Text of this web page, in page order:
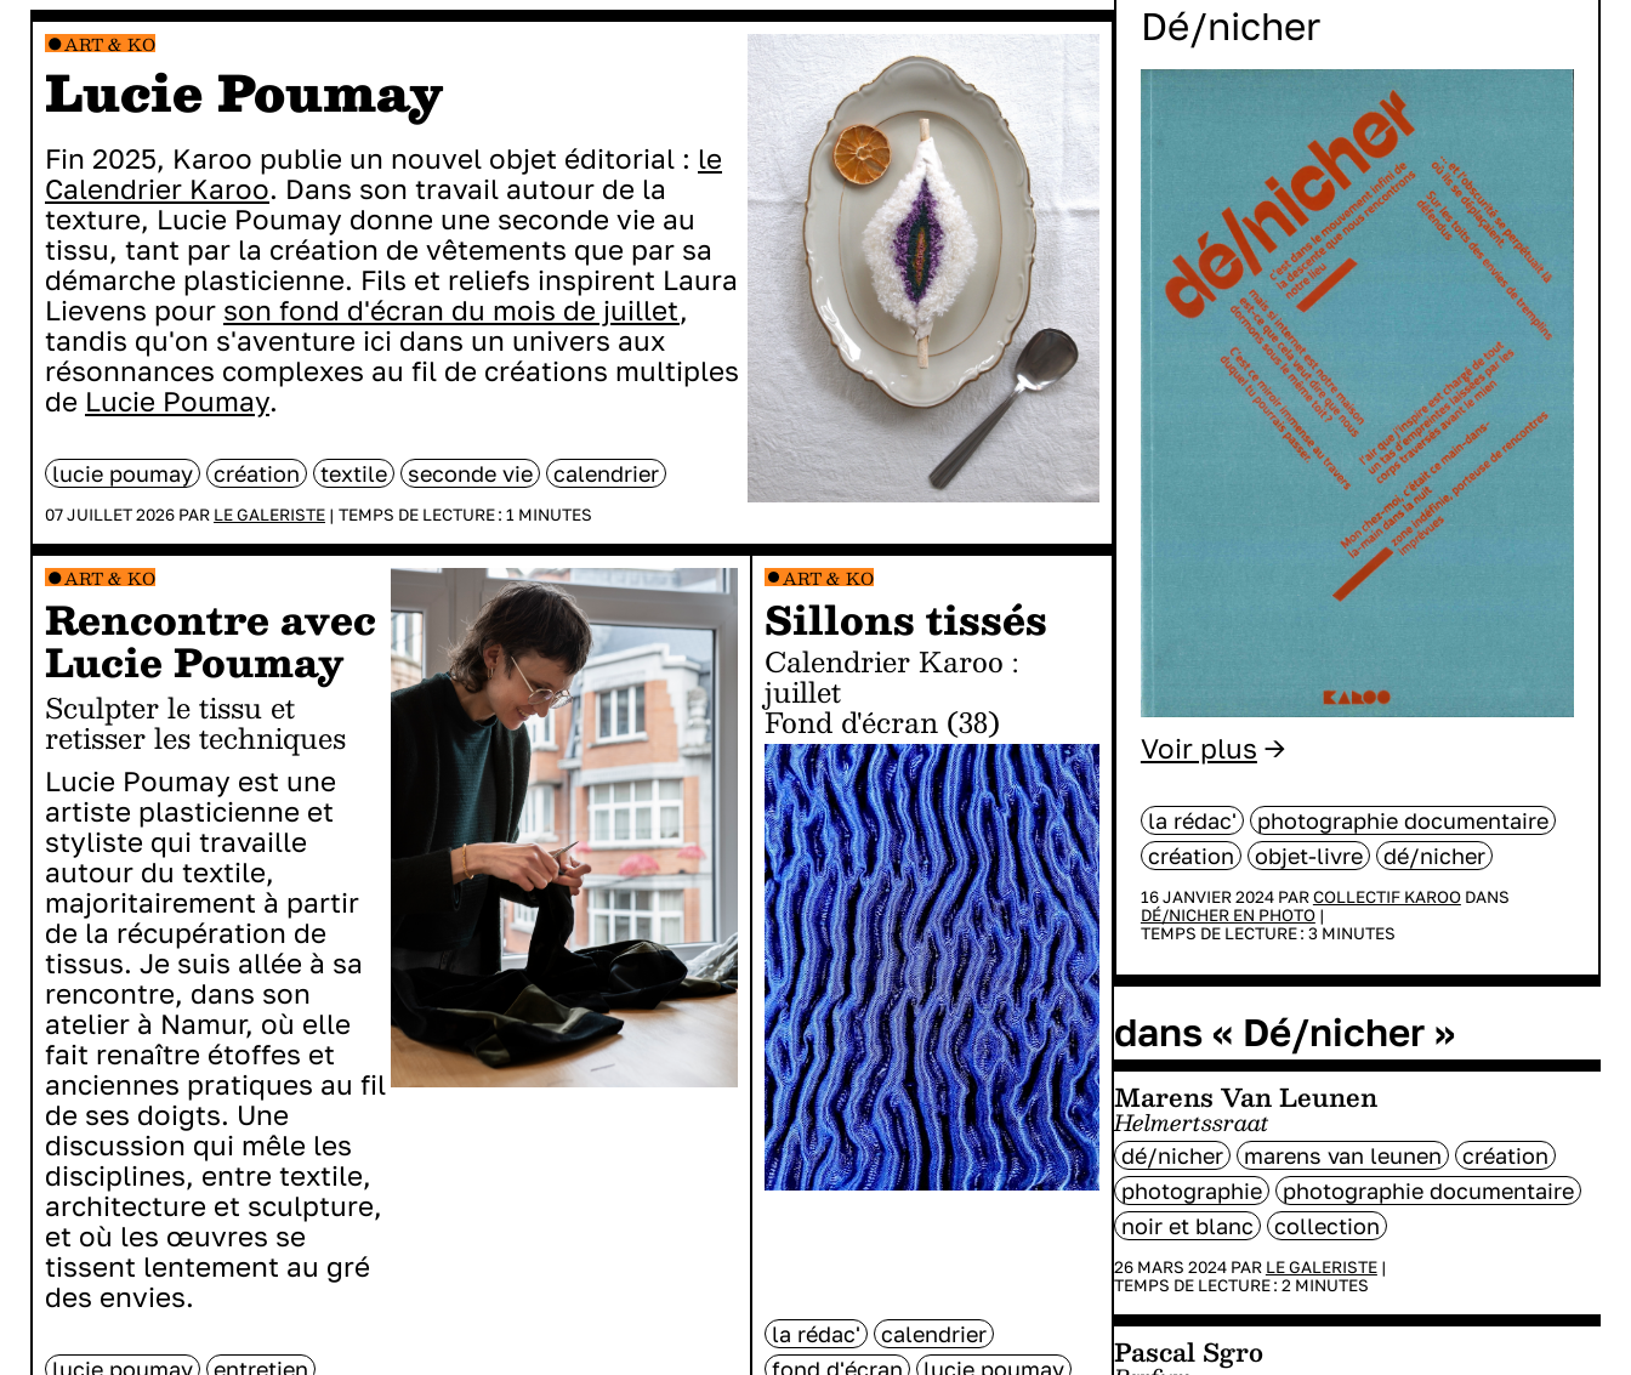
ART & KO
Lucie Poumay
Fin 2025, Karoo publie un nouvel objet éditorial : le
Calendrier Karoo. Dans son travail autour de la
texture, Lucie Poumay donne une seconde vie au
tissu, tant par la création de vêtements que par sa
démarche plasticienne. Fils et reliefs inspirent Laura
Lievens pour son fond d'écran du mois de juillet,
tandis qu'on s'aventure ici dans un univers aux
résonnances complexes au fil de créations multiples
de Lucie Poumay.
lucie poumay création textile seconde vie calendrier
07 JUILLET 2026 PAR LE GALERISTE | TEMPS DE LECTURE : 1 MINUTES
ART & KO
Rencontre avec
Lucie Poumay
Sculpter le tissu et
retisser les techniques
Lucie Poumay est une
artiste plasticienne et
styliste qui travaille
autour du textile,
majoritairement à partir
de la récupération de
tissus. Je suis allée à sa
rencontre, dans son
atelier à Namur, où elle
fait renaître étoffes et
anciennes pratiques au fil
de ses doigts. Une
discussion qui mêle les
disciplines, entre textile,
architecture et sculpture,
et où les œuvres se
tissent lentement au gré
des envies.
lucie poumay entretien
ART & KO
Sillons tissés
Calendrier Karoo :
juillet
Fond d'écran (38)
la rédac'
calendrier
fond d'écran
lucie poumay
Dé/nicher
Voir plus →
la rédac'
photographie documentaire
création
objet-livre dé/nicher
16 JANVIER 2024 PARCOLLECTIF KAROODANS
DÉ/NICHER EN PHOTO|
TEMPS DE LECTURE : 3 MINUTES
dans « Dé/nicher »
Marens Van Leunen
Helmertssraat
dé/nicher marens van leunen
création
photographie
photographie documentaire
noir et blanc
collection
26 MARS 2024 PAR LE GALERISTE|
TEMPS DE LECTURE : 2 MINUTES
Pascal Sgro